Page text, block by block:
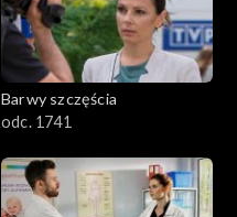
Barwy szczęścia
odc. 1741